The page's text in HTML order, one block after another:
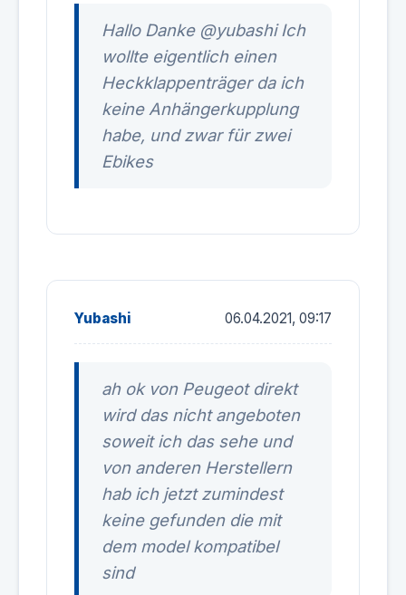
Hallo Danke @yubashi Ich
wollte eigentlich einen
Heckklappenträger da ich
keine Anhängerkupplung
habe, und zwar für zwei
Ebikes
Yubashi 06.04.2021, 09:17
ah ok von Peugeot direkt
wird das nicht angeboten
soweit ich das sehe und
von anderen Herstellern
hab ich jetzt zumindest
keine gefunden die mit
dem model kompatibel
sind